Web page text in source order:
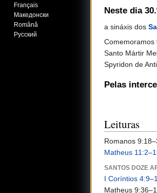
Neste dia
a sináxis dos
Comemoramos
Santo Mártir
Spyridon de
Pelas
Leituras
Romanos
Matheus
SANTOS DOZE
I Coríntios
Matheus
Français
Македонски
Română
Русский